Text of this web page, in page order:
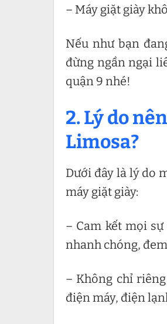
– Máy giặt giày
Nếu như bạn
đừng ngần ngại
quận 9 nhé!
2. Lý do
Limosa?
Dưới đây là lý do
máy giặt giày:
– Cam kết mọi
nhanh chóng,
– Không chỉ
điện máy, điện